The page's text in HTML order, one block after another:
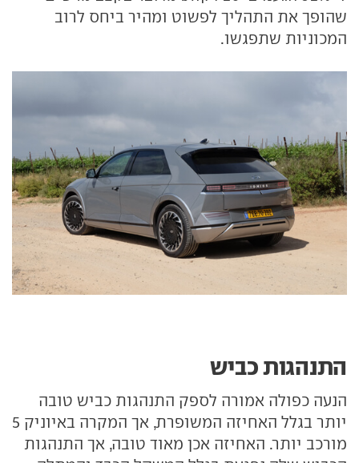
שהופך את התהליך לפשוט ומהיר ביחס לרוב
המכוניות שתפגשו.
התנהגות כביש
הנעה כפולה אמורה לספק התנהגות כביש טובה
יותר בגלל האחיזה המשופרת, אך המקרה באיוניק 5
מורכב יותר. האחיזה אכן מאוד טובה, אך התנהגות